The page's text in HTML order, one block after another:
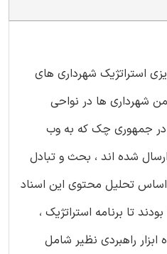
استراتژیک شهرداری های
شهرداری ها در نواحی
در جمهوری چک که به وب
شده اند ، بحث و تبادل
تحلیل محتوی این اسناد
تا برنامه استراتژیک ،
راهبردی نظیر شامل